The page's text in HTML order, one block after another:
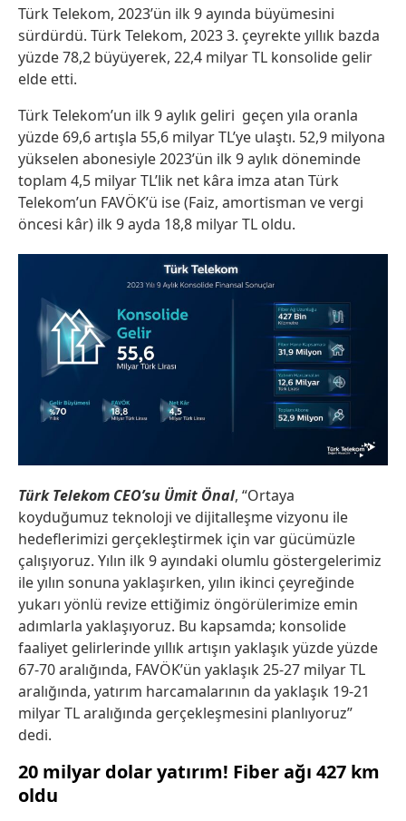
Türk Telekom, 2023’ün ilk 9 ayında büyümesini
sürdürdü. Türk Telekom, 2023 3. çeyrekte yıllık bazda
yüzde 78,2 büyüyerek, 22,4 milyar TL konsolide gelir
elde etti.
Türk Telekom’un ilk 9 aylık geliri geçen yıla oranla
yüzde 69,6 artışla 55,6 milyar TL’ye ulaştı. 52,9 milyona
yükselen abonesiyle 2023’ün ilk 9 aylık döneminde
toplam 4,5 milyar TL’lik net kâra imza atan Türk
Telekom’un FAVÖK’ü ise (Faiz, amortisman ve vergi
öncesi kâr) ilk 9 ayda 18,8 milyar TL oldu.
Türk Telekom CEO’su Ümit Önal, “Ortaya
koyduğumuz teknoloji ve dijitalleşme vizyonu ile
hedeflerimizi gerçekleştirmek için var gücümüzle
çalışıyoruz. Yılın ilk 9 ayındaki olumlu göstergelerimiz
ile yılın sonuna yaklaşırken, yılın ikinci çeyreğinde
yukarı yönlü revize ettiğimiz öngörülerimize emin
adımlarla yaklaşıyoruz. Bu kapsamda; konsolide
faaliyet gelirlerinde yıllık artışın yaklaşık yüzde yüzde
67-70 aralığında, FAVÖK’ün yaklaşık 25-27 milyar TL
aralığında, yatırım harcamalarının da yaklaşık 19-21
milyar TL aralığında gerçekleşmesini planlıyoruz”
dedi.
20 milyar dolar yatırım! Fiber ağı 427 km
oldu